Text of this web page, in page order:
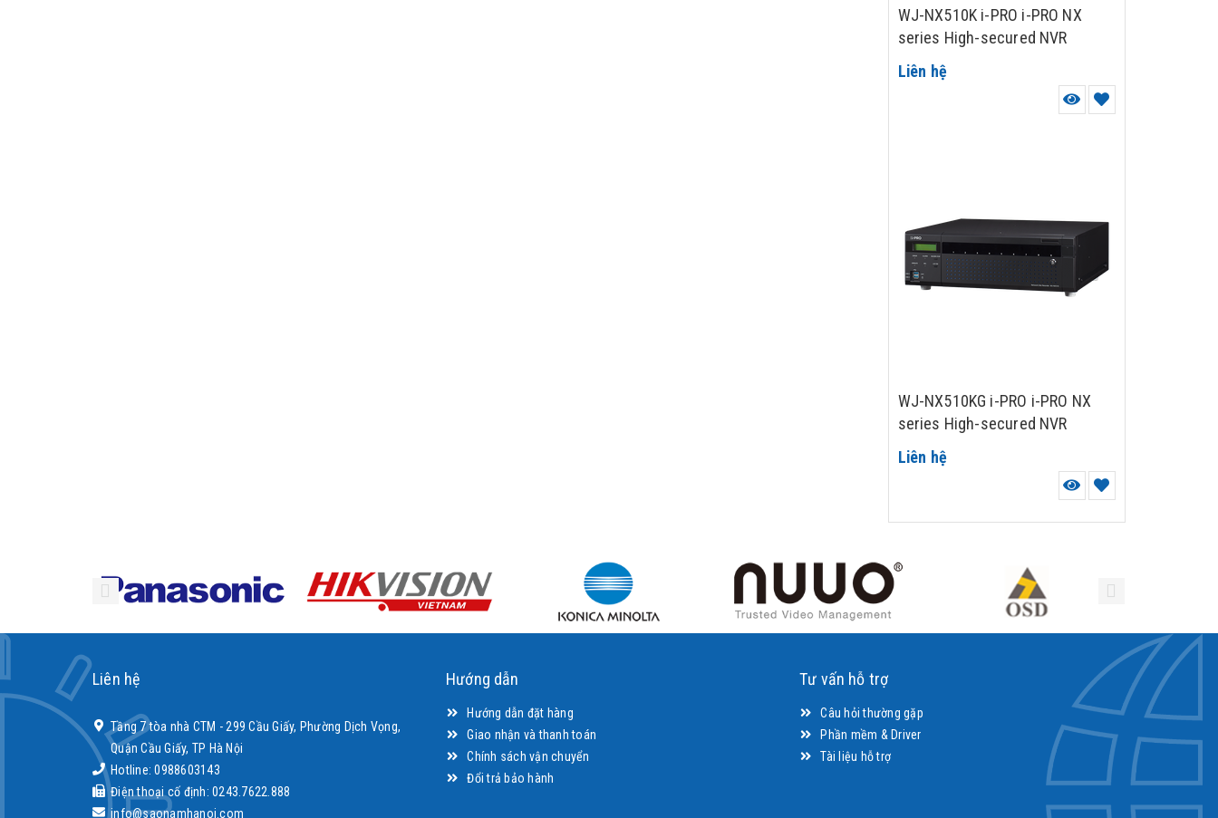
WJ-NX510K i-PRO i-PRO NX
series High-secured NVR
Liên hệ
WJ-NX510KG i-PRO i-PRO NX
series High-secured NVR
Liên hệ
Liên hệ
Tầng 7 tòa nhà CTM - 299 Cầu Giấy, Phường Dịch Vọng,
Quận Cầu Giấy, TP Hà Nội
Hotline: 0988603143
Điện thoại cố định: 0243.7622.888
info@saonamhanoi.com
Hướng dẫn
Hướng dẫn đặt hàng
Giao nhận và thanh toán
Chính sách vận chuyển
Đổi trả bảo hành
Tư vấn hỗ trợ
Câu hỏi thường gặp
Phần mềm & Driver
Tài liệu hỗ trợ